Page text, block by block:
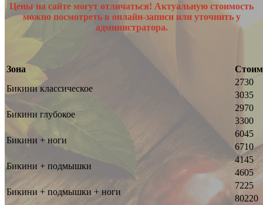
Цены на сайте могут отличаться! Актуальную стоимость
можно посмотреть в онлайн-записи или уточнить у
администратора.
Зона
Бикини классическое
2730
3035
Бикини глубокое
2970
3300
Бикини + ноги
6045
6710
Бикини + подмышки
4145
4605
Бикини + подмышки + ноги
7225
80220